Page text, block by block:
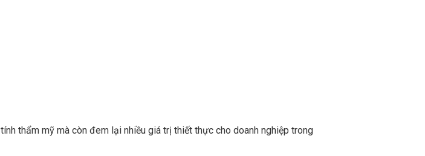
thẩm mỹ mà còn đem lại nhiều giá trị thiết thực cho doanh nghiệp trong